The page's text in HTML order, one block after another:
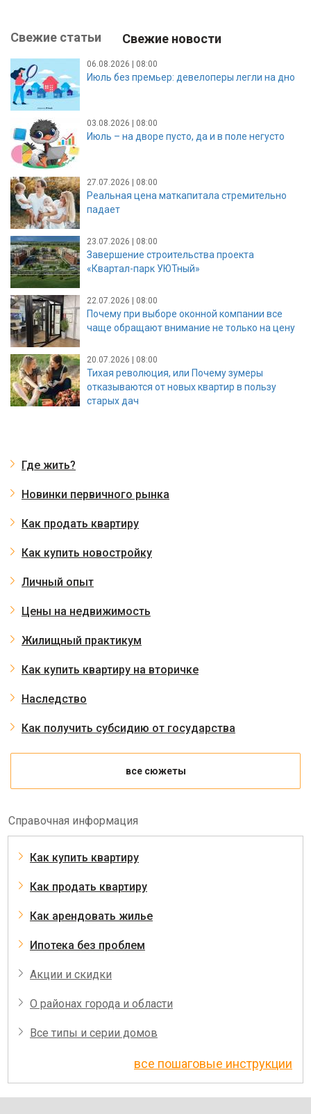
Свежие статьи Свежие новости
06.08.2026 | 08:00
Июль без премьер: девелоперы легли на дно
03.08.2026 | 08:00
Июль – на дворе пусто, да и в поле негусто
27.07.2026 | 08:00
Реальная цена маткапитала стремительно
падает
23.07.2026 | 08:00
Завершение строительства проекта
«Квартал-парк УЮТный»
22.07.2026 | 08:00
Почему при выборе оконной компании все
чаще обращают внимание не только на цену
20.07.2026 | 08:00
Тихая революция, или Почему зумеры
отказываются от новых квартир в пользу
старых дач
Где жить?
Новинки первичного рынка
Как продать квартиру
Как купить новостройку
Личный опыт
Цены на недвижимость
Жилищный практикум
Как купить квартиру на вторичке
Наследство
Как получить субсидию от государства
все сюжеты
Справочная информация
Как купить квартиру
Как продать квартиру
Как арендовать жилье
Ипотека без проблем
Акции и скидки
О районах города и области
Все типы и серии домов
все пошаговые инструкции